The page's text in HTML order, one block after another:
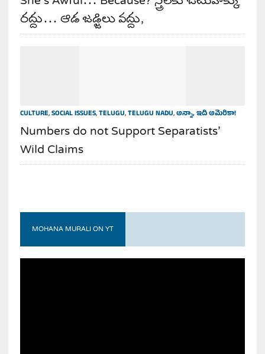
రద్దు… ఆడ జడ్జిలు వద్దు,
CULTURE,SOCIAL ISSUES,TELUGU,TELUGU NADU,అన్నా, ఇది అమెరికా!
Numbers do not Support Separatists’
Wild Claims
MOHANA MURALI ON YT